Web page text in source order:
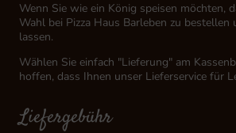
Wenn Sie wie ein König speisen möchten,
Wahl bei Pizza Haus Barleben zu bestellen
lassen.
Wählen Sie einfach "Lieferung" am
hoffen, dass Ihnen unser Lieferservice für
Liefergebühr